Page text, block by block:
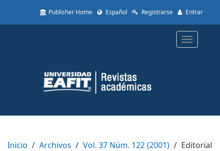
to
Content
Sidebar
Publisher Home Español Registrarse Entrar
Toggle
Inicio Archivos Vol. 37 Núm. 122 (2001) Editorial